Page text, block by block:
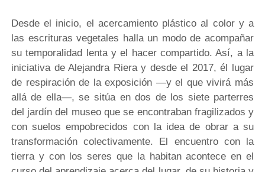
Desde el inicio, el acercamiento plástico al color y a
las escrituras vegetales halla un modo de acompañar
su temporalidad lenta y el hacer compartido. Así, a la
iniciativa de Alejandra Riera y desde el 2017, él lugar
de respiración de la exposición —y el que vivirá más
allá de ella—, se sitúa en dos de los siete parterres
del jardín del museo que se encontraban fragilizados y
con suelos empobrecidos con la idea de obrar a su
transformación colectivamente. El encuentro con la
tierra y con los seres que la habitan acontece en el